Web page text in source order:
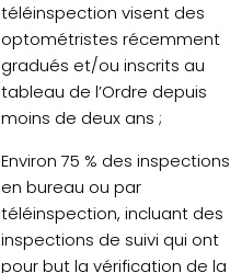
téléinspection visent des
optométristes récemment
gradués et/ou inscrits au
tableau de l’Ordre depuis
moins de deux ans ;
Environ 75 % des inspections
en bureau ou par
téléinspection, incluant des
inspections de suivi qui ont
pour but la vérification de la